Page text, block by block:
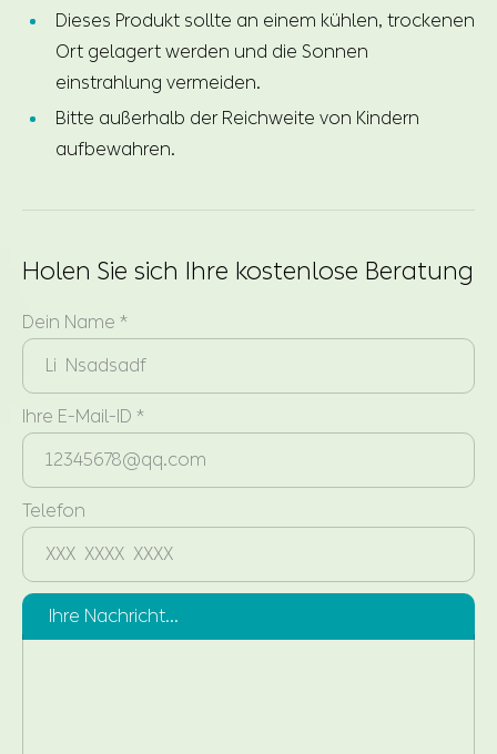
Dieses Produkt sollte an einem kühlen, trockenen
Ort gelagert werden und die Sonnen
einstrahlung vermeiden.
Bitte außerhalb der Reichweite von Kindern
aufbewahren.
Holen Sie sich Ihre kostenlose Beratung
Dein Name *
Ihre E-Mail-ID *
Telefon
Ihre Nachricht...